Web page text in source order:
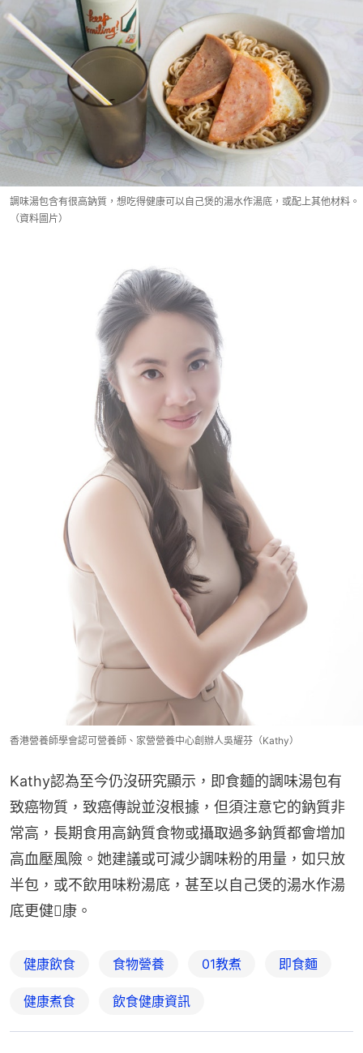
調味湯包含有很高鈉質，想吃得健康可以自己煲的湯水作湯底，或配上其他材料。
（資料圖片）
香港營養師學會認可營養師、家營營養中心創辦人吳耀芬（Kathy）
Kathy認為至今仍沒研究顯示，即食麵的調味湯包有
致癌物質，致癌傳說並沒根據，但須注意它的鈉質非
常高，長期食用高鈉質食物或攝取過多鈉質都會增加
高血壓風險。她建議或可減少調味粉的用量，如只放
半包，或不飲用味粉湯底，甚至以自己煲的湯水作湯
底更健𩛾康。
健康飲食 食物營養 01教煮 即食麵
健康煮食 飲食健康資訊